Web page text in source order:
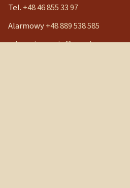
Tel. +48 46 855 33 97
Alarmowy+48 889 538 585
mbpocieszenia@wp.pl